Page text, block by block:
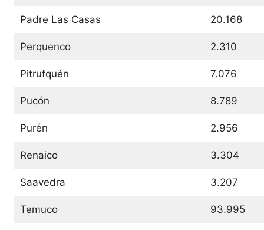
Padre Las Casas 20.168
Perquenco 2.310
Pitrufquén 7.076
Pucón 8.789
Purén 2.956
Renaico 3.304
Saavedra 3.207
Temuco 93.995